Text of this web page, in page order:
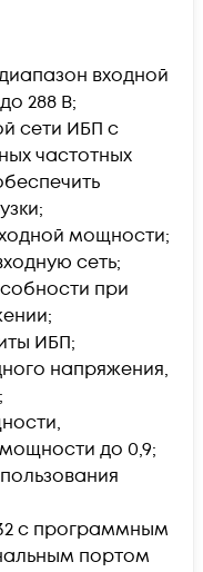
входной
288 В;
сети ИБП с
частотных
мощности;
сеть;
при
ИБП;
напряжения,
до 0,9;
с программным
портом